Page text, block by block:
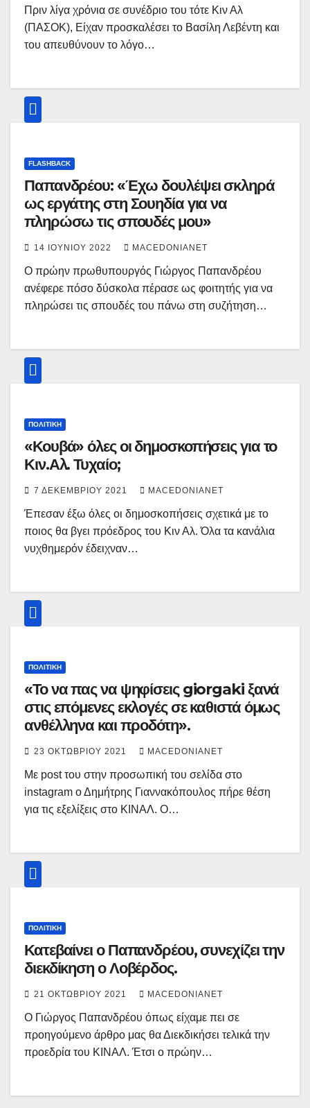
Πριν λίγα χρόνια σε συνέδριο του τότε Κιν Αλ
(ΠΑΣΟΚ), Είχαν προσκαλέσει το Βασίλη Λεβέντη και
του απευθύνουν το λόγο…
FLASHBACK
Παπανδρέου: «Έχω δουλέψει σκληρά
ως εργάτης στη Σουηδία για να
πληρώσω τις σπουδές μου»
14 ΙΟΥΝΊΟΥ 2022 MACEDONIANET
Ο πρώην πρωθυπουργός Γιώργος Παπανδρέου
ανέφερε πόσο δύσκολα πέρασε ως φοιτητής για να
πληρώσει τις σπουδές του πάνω στη συζήτηση…
ΠΟΛΙΤΙΚΉ
«Κουβά» όλες οι δημοσκοπήσεις για το
Κιν.Αλ. Τυχαίο;
7 ΔΕΚΕΜΒΡΊΟΥ 2021 MACEDONIANET
Έπεσαν έξω όλες οι δημοσκοπήσεις σχετικά με το
ποιος θα βγει πρόεδρος του Κιν Αλ. Όλα τα κανάλια
νυχθημερόν έδειχναν…
ΠΟΛΙΤΙΚΉ
«Το να πας να ψηφίσεις giorgaki ξανά
στις επόμενες εκλογές σε καθιστά όμως
ανθέλληνα και προδότη».
23 ΟΚΤΩΒΡΊΟΥ 2021 MACEDONIANET
Με post του στην προσωπική του σελίδα στο
instagram ο Δημήτρης Γιαννακόπουλος πήρε θέση
για τις εξελίξεις στο ΚΙΝΑΛ. Ο…
ΠΟΛΙΤΙΚΉ
Κατεβαίνει ο Παπανδρέου, συνεχίζει την
διεκδίκηση ο Λοβέρδος.
21 ΟΚΤΩΒΡΊΟΥ 2021 MACEDONIANET
Ο Γιώργος Παπανδρέου όπως είχαμε πει σε
προηγούμενο άρθρο μας θα Διεκδικήσει τελικά την
προεδρία του ΚΙΝΑΛ. Έτσι ο πρώην…